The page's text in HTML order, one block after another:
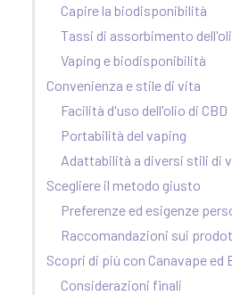
Capire la biodisponibilità
Tassi di assorbimento
Vaping e biodisponibilità
Convenienza e stile di vita
Facilità d'uso dell'olio di CBD
Portabilità del vaping
Adattabilità a diversi stili di
Scegliere il metodo giusto
Preferenze ed esigenze
Raccomandazioni sui
Scopri di più con Canavape ed
Considerazioni finali